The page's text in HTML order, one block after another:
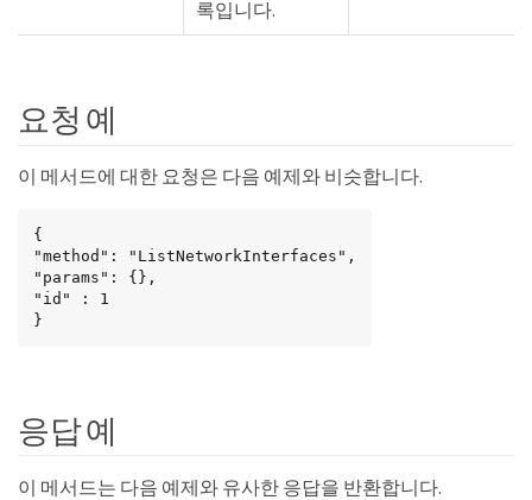
록입니다.
요청 예
이 메서드에 대한 요청은 다음 예제와 비슷합니다.
{
"method": "ListNetworkInterfaces",
"params": {},
"id" : 1
}
응답 예
이 메서드는 다음 예제와 유사한 응답을 반환합니다.